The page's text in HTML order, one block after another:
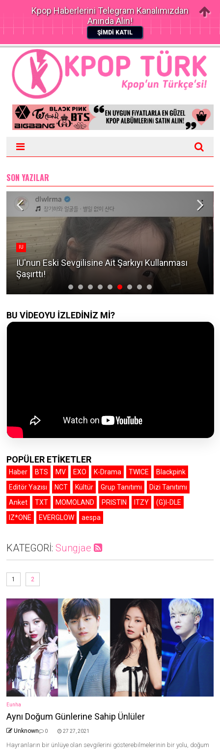
SON YAZILAR
IU
IU'nun Eski Sevgilisine Ait Şarkıyı Kullanması
Şaşırttı!
BU VİDEOYU İZLEDİNİZ Mİ?
POPÜLER ETİKETLER
Haber BTS MV EXO K-Drama TWICE
Blackpink
Editör Yazısı
NCT Kültür Grup Tanıtımı
Dizi Tanıtımı
Anket
TXT MOMOLAND PRISTIN ITZY
(G)I-DLE
IZ*ONE
EVERGLOW aespa
KATEGORİ: Sungjae
1 2
Eunha
Aynı Doğum Günlerine Sahip Ünlüler
Unknown 0 27 27, 2021
Hayranların bir ünlüye olan sevgilerini gösterebilmelerinin bir yolu, doğum
Kpop Haberlerini Telegram Kanalımızdan
Anında Alın!
ŞİMDİ KATIL